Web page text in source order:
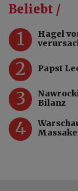
Beliebt /
1
Hagel
2 Papst
3
Bilanz
4